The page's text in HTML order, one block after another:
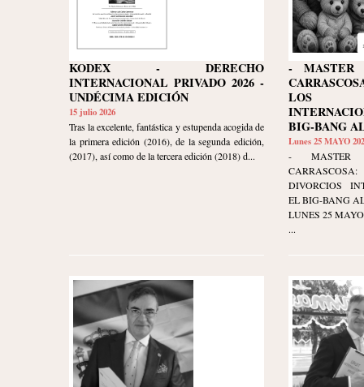
KODEX - DERECHO
INTERNACIONAL PRIVADO 2026 -
UNDÉCIMA EDICIÓN
15 julio 2026
Tras la excelente, fantástica y estupenda acogida de
la primera edición (2016), de la segunda edición,
(2017), así como de la tercera edición (2018) d...
- MASTER
LOS
BIG-BANG
Lunes 25 MAYO
- MASTER
DIVORCIOS
EL BIG-BANG
LUNES 25 MAYO
...